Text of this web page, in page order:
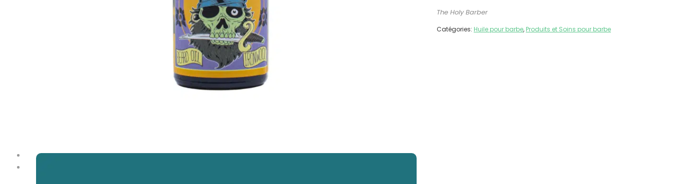
The Holy Barber
Catégories: Huile pour barbe, Produits et Soins pour barbe